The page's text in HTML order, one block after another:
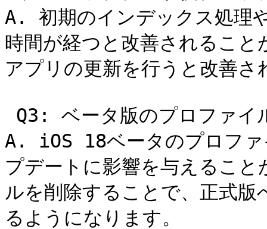
A. 初期のインデックス処理
時間が経つと改善されるこ
アプリの更新を行うと改善
A. iOS 18ベータのプロファ
プデートに影響を与えるこ
ルを削除することで、正式
るようになります。